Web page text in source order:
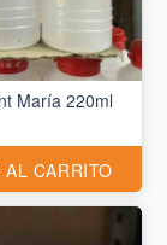
María 220ml
AL CARRITO